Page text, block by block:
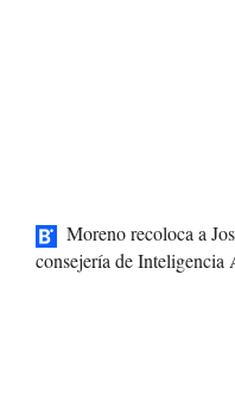
Moreno recoloca a
consejería de Inteligencia